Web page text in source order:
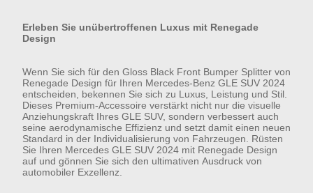
Erleben Sie unübertroffenen Luxus mit Renegade
Design
Wenn Sie sich für den Gloss Black Front Bumper Splitter von
Renegade Design für Ihren Mercedes-Benz GLE SUV 2024
entscheiden, bekennen Sie sich zu Luxus, Leistung und Stil.
Dieses Premium-Accessoire verstärkt nicht nur die visuelle
Anziehungskraft Ihres GLE SUV, sondern verbessert auch
seine aerodynamische Effizienz und setzt damit einen neuen
Standard in der Individualisierung von Fahrzeugen. Rüsten
Sie Ihren Mercedes GLE SUV 2024 mit Renegade Design
auf und gönnen Sie sich den ultimativen Ausdruck von
automobiler Exzellenz.